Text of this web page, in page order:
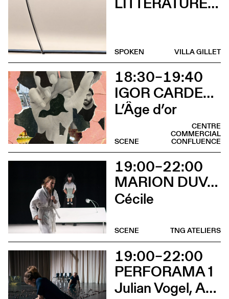
VILLA GILLET
SPOKEN
18:30–19:40
IGOR CARDELLINI & TOMAS GONZALEZ
L’Âge d’or
CENTRE
COMMERCIAL
CONFLUENCE
SCENE
19:00–22:00
MARION DUVAL - CHRIS CADILLAC
Cécile
TNG ATELIERS
SCENE
19:00–22:00
PERFORAMA 1
Julian Vogel, Aurélien Dougé, Igor Cardellini & Tomas Gonzalez